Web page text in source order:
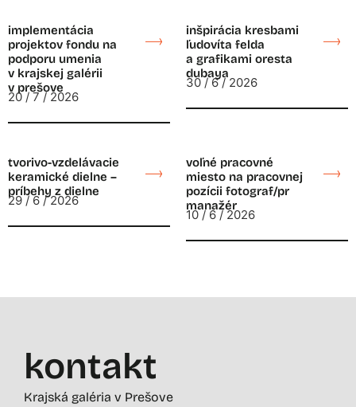
implementácia
projektov fondu na
podporu umenia
v krajskej galérii
v prešove
20 / 7 / 2026
inšpirácia kresbami
ľudovíta felda
a grafikami oresta
dubaya
30 / 6 / 2026
tvorivo-vzdelávacie
keramické dielne –
príbehy z dielne
29 / 6 / 2026
voľné pracovné
miesto na pracovnej
pozícii fotograf/pr
manažér
10 / 6 / 2026
kontakt
Krajská galéria v Prešove